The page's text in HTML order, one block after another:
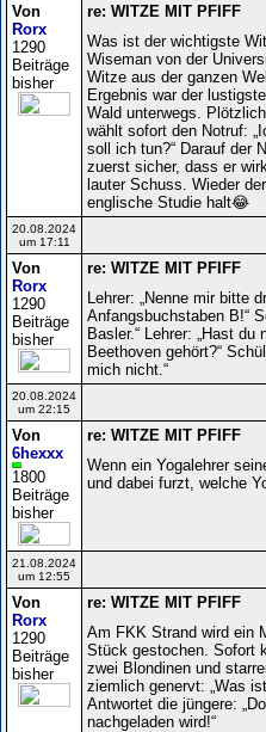
Von
Rorx
1290
Beiträge
bisher
re: WITZE MIT PFIFF
Was ist der wichtigste
Wiseman von der
Witze aus der ganzen
Ergebnis war der
Wald unterwegs.
wählt sofort den Notruf:
soll ich tun?“ Darauf der
zuerst sicher, dass er
lauter Schuss. Wieder
englische Studie halt😂
20.08.2024
um 17:11
Von
Rorx
1290
Beiträge
bisher
re: WITZE MIT PFIFF
Lehrer: „Nenne mir bitte
Anfangsbuchstaben B!“
Basler.“ Lehrer: „Hast
Beethoven gehört?“
mich nicht.“
20.08.2024
um 22:15
Von
6hexxx
1800
Beiträge
bisher
re: WITZE MIT PFIFF
Wenn ein Yogalehrer
und dabei furzt, welche
21.08.2024
um 12:55
Von
Rorx
1290
Beiträge
bisher
re: WITZE MIT PFIFF
Am FKK Strand wird ein
Stück gestochen. Sofort
zwei Blondinen und
ziemlich genervt: „Was
Antwortet die jüngere:
nachgeladen wird!“